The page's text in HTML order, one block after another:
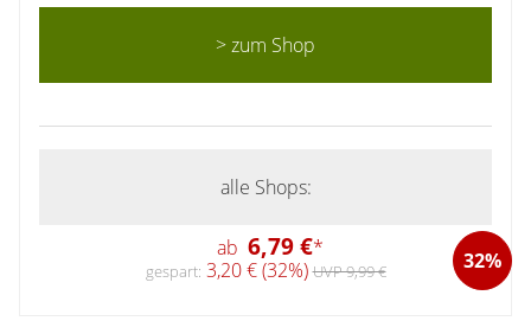
> zum Shop
alle Shops:
ab 6,79 €* 32%
gespart: 3,20 € (32%)UVP 9,99 €